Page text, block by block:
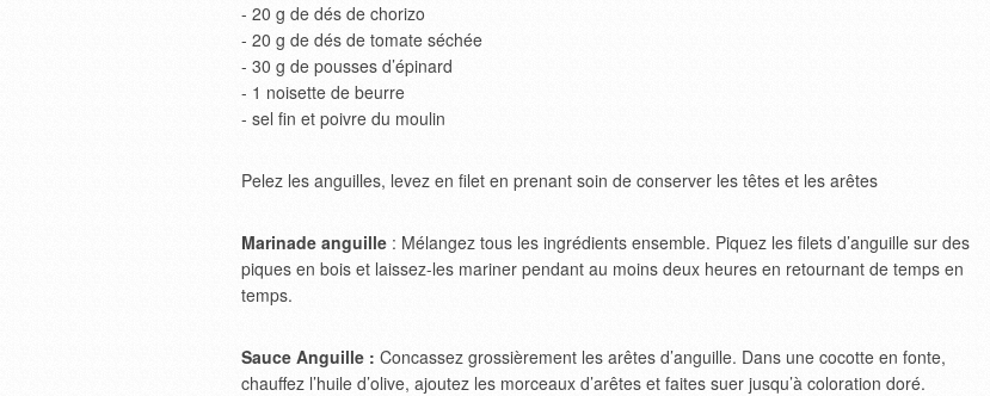
- 20 g de dés de chorizo
- 20 g de dés de tomate séchée
- 30 g de pousses d’épinard
- 1 noisette de beurre
- sel fin et poivre du moulin
Pelez les anguilles, levez en filet en prenant soin de conserver les têtes et les arêtes
Marinade anguille : Mélangez tous les ingrédients ensemble. Piquez les filets d’anguille sur des
piques en bois et laissez-les mariner pendant au moins deux heures en retournant de temps en
temps.
Sauce Anguille : Concassez grossièrement les arêtes d’anguille. Dans une cocotte en fonte,
chauffez l’huile d’olive, ajoutez les morceaux d’arêtes et faites suer jusqu’à coloration doré.